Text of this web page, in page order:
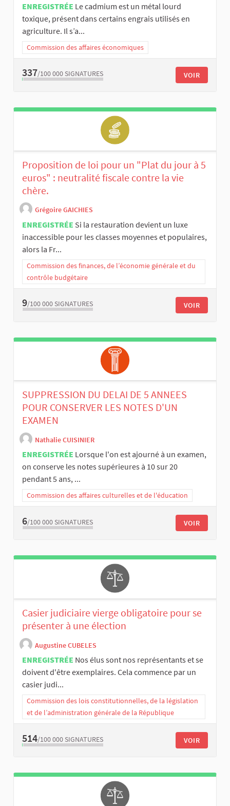
ENREGISTRÉE Le cadmium est un métal lourd
toxique, présent dans certains engrais utilisés en
agriculture. Il s’a...
Commission des affaires économiques
337/100 000 SIGNATURES VOIR
Proposition de loi pour un "Plat du jour à 5
euros" : neutralité fiscale contre la vie
chère.
Grégoire GAICHIES
ENREGISTRÉE Si la restauration devient un luxe
inaccessible pour les classes moyennes et populaires,
alors la Fr...
Commission des finances, de l’économie générale et du
contrôle budgétaire
9/100 000 SIGNATURES VOIR
SUPPRESSION DU DELAI DE 5 ANNEES
POUR CONSERVER LES NOTES D'UN
EXAMEN
Nathalie CUISINIER
ENREGISTRÉE Lorsque l'on est ajourné à un examen,
on conserve les notes supérieures à 10 sur 20
pendant 5 ans, ...
Commission des affaires culturelles et de l'éducation
6/100 000 SIGNATURES VOIR
Casier judiciaire vierge obligatoire pour se
présenter à une élection
Augustine CUBELES
ENREGISTRÉE Nos élus sont nos représentants et se
doivent d'être exemplaires. Cela commence par un
casier judi...
Commission des lois constitutionnelles, de la législation
et de l’administration générale de la République
514/100 000 SIGNATURES VOIR